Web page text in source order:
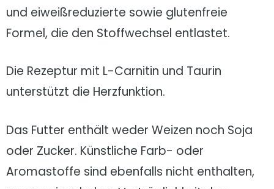
und eiweißreduzierte sowie glutenfreie
Formel, die den Stoffwechsel entlastet.
Die Rezeptur mit L-Carnitin und Taurin
unterstützt die Herzfunktion.
Das Futter enthält weder Weizen noch Soja
oder Zucker. Künstliche Farb- oder
Aromastoffe sind ebenfalls nicht enthalten,